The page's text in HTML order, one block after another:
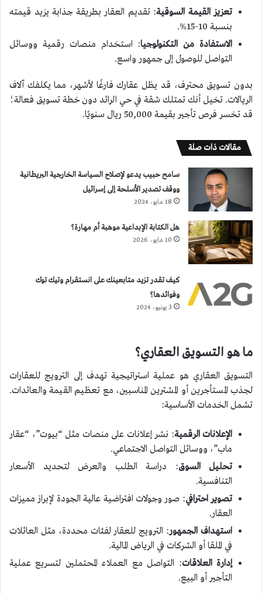
تعزيز القيمة السوقية: تقديم العقار بطريقة جذابة يزيد قيمته
بنسبة 10-15%.
الاستفادة من التكنولوجيا: استخدام منصات رقمية ووسائل
التواصل للوصول إلى جمهور واسع.
بدون تسويق محترف، قد يظل عقارك فارغًا لأشهر، مما يكلفك آلاف
الريالات. تخيل أنك تمتلك شقة في حي الرائد دون خطة تسويق فعالة؛
قد تخسر فرص تأجير بقيمة 50,000 ريال سنويًا.
مقالات ذات صلة
سامح حبيب يدعو لإصلاح السياسة الخارجية البريطانية
ووقف تصدير الأسلحة إلى إسرائيل
18 مايو، 2024
هل الكتابة الإبداعية موهبة أم مهارة؟
10 مايو، 2026
كيف تقدر تزيد متابعينك على انستقرام وتيك توك
وفوائدها؟
3 يونيو، 2024
ما هو التسويق العقاري؟
التسويق العقاري هو عملية استراتيجية تهدف إلى الترويج للعقارات
لجذب المستأجرين أو المشترين المناسبين، مع تعظيم القيمة والعائدات.
تشمل الخدمات الأساسية:
الإعلانات الرقمية: نشر إعلانات على منصات مثل “بيوت”، “عقار
ماب”، ووسائل التواصل الاجتماعي.
تحليل السوق: دراسة الطلب والعرض لتحديد الأسعار
التنافسية.
تصوير احترافي: صور وجولات افتراضية عالية الجودة لإبراز مميزات
العقار.
استهداف الجمهور: الترويج للعقار لفئات محددة، مثل العائلات
في الملقا أو الشركات في الرياض المالية.
إدارة العلاقات: التواصل مع العملاء المحتملين لتسريع عملية
التأجير أو البيع.